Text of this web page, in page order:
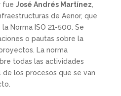
fue José Andrés Martínez
de Aenor, que
Norma ISO 21-500. Se
o pautas sobre la
La norma
todas las actividades
los procesos que se van